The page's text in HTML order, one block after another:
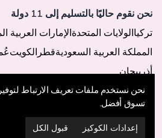
نحن نقوم حاليًا بالتسليم إلى 11 دولة
تركياالولايات المتحدةالإمارات العربية
المملكة العربية السعوديةقطر الكويت
أذربيجان
© 2025 MegaButik -
نحن نستخدم ملفات تعريف الارتباط
تسوق أفضل.
إعدادات الكوكيز قبول الكل